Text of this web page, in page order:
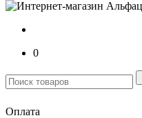
0
Оплата